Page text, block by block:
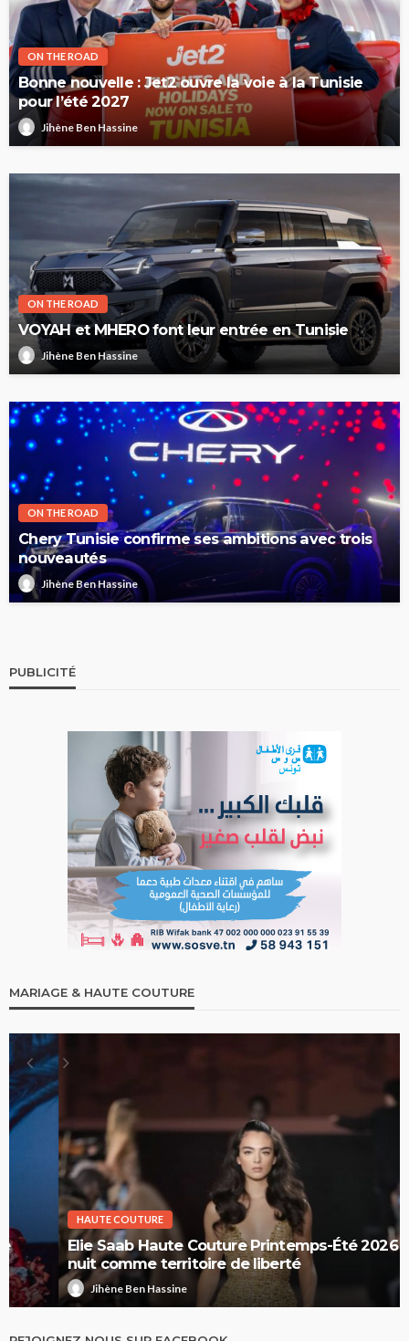
ON THE ROAD
Bonne nouvelle : Jet2 ouvre la voie à la Tunisie
pour l’été 2027
Jihène Ben Hassine
ON THE ROAD
VOYAH et MHERO font leur entrée en Tunisie
Jihène Ben Hassine
ON THE ROAD
Chery Tunisie confirme ses ambitions avec trois
nouveautés
Jihène Ben Hassine
PUBLICITÉ
MARIAGE & HAUTE COUTURE
HAUTE COUTURE
Elie Saab Haute Couture Printemps-Été 2026 : la
nuit comme territoire de liberté
Jihène Ben Hassine